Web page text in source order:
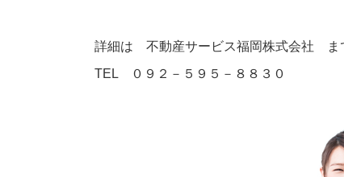
詳細は 不動産サービス福岡株式会社 ま
TEL ０９２－５９５－８８３０